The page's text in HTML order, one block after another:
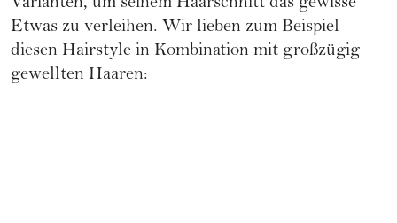
Varianten, um seinem Haarschnitt das gewisse
Etwas zu verleihen. Wir lieben zum Beispiel
diesen Hairstyle in Kombination mit großzügig
gewellten Haaren: